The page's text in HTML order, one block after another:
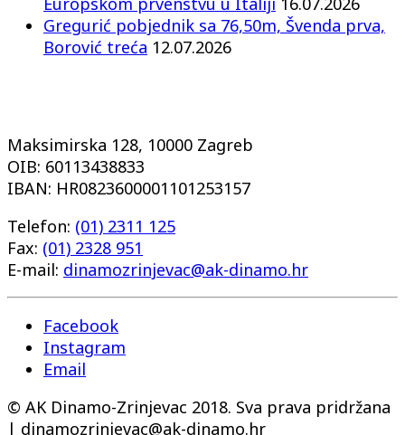
Gregurić pobjednik sa 76,50m, Švenda prva,
Borović treća 12.07.2026
Maksimirska 128, 10000 Zagreb
OIB: 60113438833
IBAN: HR0823600001101253157
Telefon: (01) 2311 125
Fax: (01) 2328 951
E-mail: dinamozrinjevac@ak-dinamo.hr
Facebook
Instagram
Email
© AK Dinamo-Zrinjevac 2018. Sva prava pridržana
| dinamozrinjevac@ak-dinamo.hr